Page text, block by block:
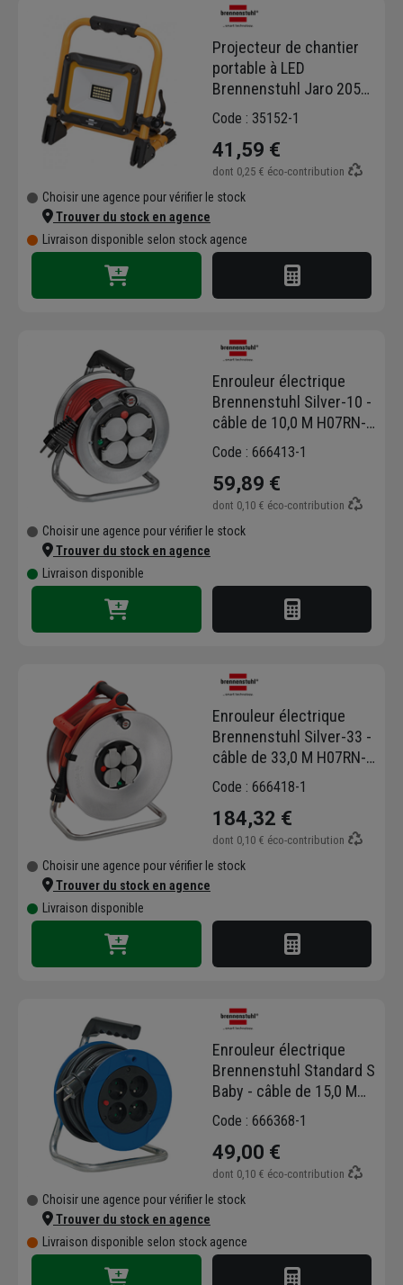
Projecteur de chantier
portable à LED
Brennenstuhl Jaro 2050
M - IP65 - 1950 lm - 20 W
- 2 m de câble
Code : 35152-1
41,59 €
dont 0,25 € éco-contribution
Choisir une agence pour vérifier le stock
Trouver du stock en agence
Livraison disponible selon stock agence
Enrouleur électrique
Brennenstuhl Silver-10 -
câble de 10,0 M H07RN-F
3G1,5 avec 4 prises IP44
Code : 666413-1
59,89 €
dont 0,10 € éco-contribution
Choisir une agence pour vérifier le stock
Trouver du stock en agence
Livraison disponible
Enrouleur électrique
Brennenstuhl Silver-33 -
câble de 33,0 M H07RN-F
3G2,5 avec 4 prises IP44
Code : 666418-1
184,32 €
dont 0,10 € éco-contribution
Choisir une agence pour vérifier le stock
Trouver du stock en agence
Livraison disponible
Enrouleur électrique
Brennenstuhl Standard S
Baby - câble de 15,0 M
H05VV-F 3G1,5 avec 4
Code : 666368-1
49,00 €
dont 0,10 € éco-contribution
Choisir une agence pour vérifier le stock
Trouver du stock en agence
Livraison disponible selon stock agence